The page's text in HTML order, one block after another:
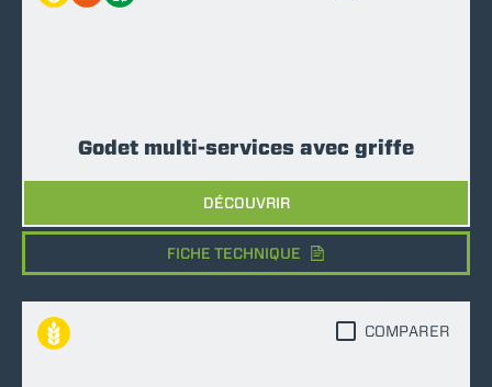
Godet multi-services avec griffe
DÉCOUVRIR
FICHE TECHNIQUE
COMPARER